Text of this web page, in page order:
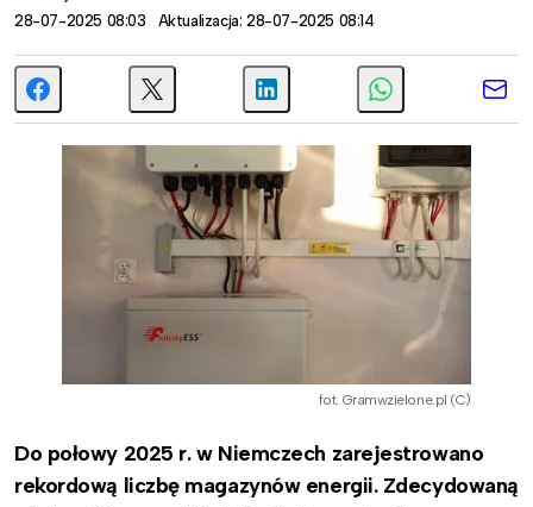
28-07-2025 08:03
Aktualizacja: 28-07-2025 08:14
fot. Gramwzielone.pl (C)
Do połowy 2025 r. w Niemczech zarejestrowano
rekordową liczbę magazynów energii. Zdecydowaną